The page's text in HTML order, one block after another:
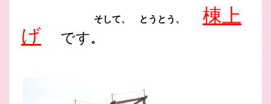
そして、 とうとう、 棟上
げ です。